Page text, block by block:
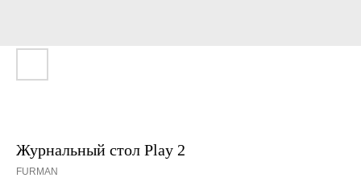
Журнальный стол Play 2
FURMAN